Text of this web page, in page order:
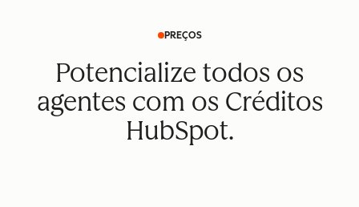
PREÇOS
Potencialize todos os
agentes com os Créditos
HubSpot.